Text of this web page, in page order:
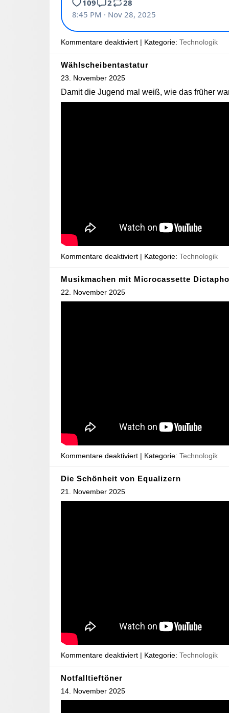
Kommentare deaktiviert | Kategorie: Technologik
Wählscheibentastatur
23. November 2025
Damit die Jugend mal weiß, wie das früher
Kommentare deaktiviert | Kategorie: Technologik
Musikmachen mit Microcassette
22. November 2025
Kommentare deaktiviert | Kategorie: Technologik
Die Schönheit von Equalizern
21. November 2025
Kommentare deaktiviert | Kategorie: Technologik
Notfalltieftöner
14. November 2025